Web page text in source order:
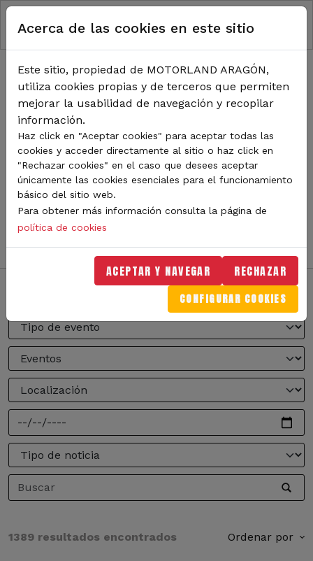
Pasar al contenido principal
RUTA DE NAVEGACIÓN
Inicio Noticias
TODA LA ACTUALIDAD DE
MOTORLAND
Sigue de cerca todas las novedades de MotorLand
Aragón. Aquí encontrarás noticias sobre eventos,
competiciones, pilotos, novedades del circuito y
mucho más. Filtra por categoría o tipo de contenido y
no te pierdas nada del mundo del motor.
1389 resultados encontrados Ordenar por
Acerca de las cookies en este sitio
Este sitio, propiedad de MOTORLAND ARAGÓN,
utiliza cookies propias y de terceros que permiten
mejorar la usabilidad de navegación y recopilar
información.
Haz click en "Aceptar cookies" para aceptar todas las
cookies y acceder directamente al sitio o haz click en
"Rechazar cookies" en el caso que desees aceptar
únicamente las cookies esenciales para el funcionamiento
básico del sitio web.
Para obtener más información consulta la página de
política de cookies
ACEPTAR Y NAVEGAR RECHAZAR
CONFIGURAR COOKIES